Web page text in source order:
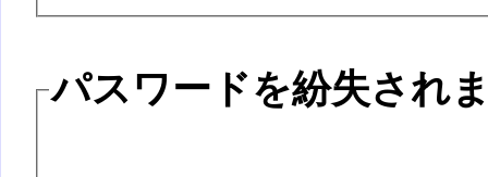
パスワードを紛失され